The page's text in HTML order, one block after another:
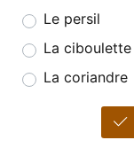
Le persil
La ciboulette
La coriandre